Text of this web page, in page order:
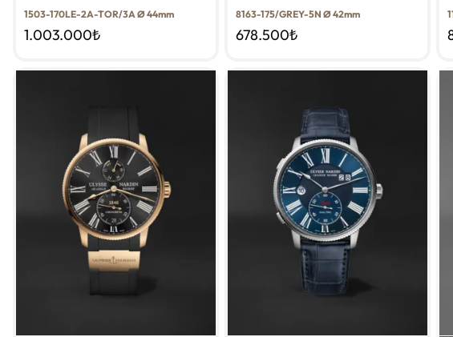
1503-170LE-2A-TOR/3A Ø 44mm
1.003.000₺
8163-175/GREY-5N Ø 42mm
678.500₺